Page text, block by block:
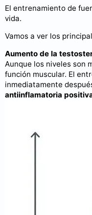
El entrenamiento de
vida.
Vamos a ver los
Aumento de la
Aunque los niveles son
función muscular. El
inmediatamente
antiinflamatoria